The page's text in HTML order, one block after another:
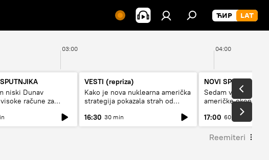
03:00 04:00
niski Dunav
račune za
VESTI (repriza)
Kako je nova nuklearna američka
strategija pokazala strah od
16:30 30 min
NOVI SPUTNJIK
Sedam
američke
17:00 60 min
Reemiteri